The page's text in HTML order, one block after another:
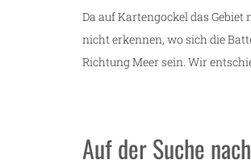
Da auf Kartengockel das
nicht erkennen, wo sich die
Richtung Meer sein. Wir
Auf der Suche